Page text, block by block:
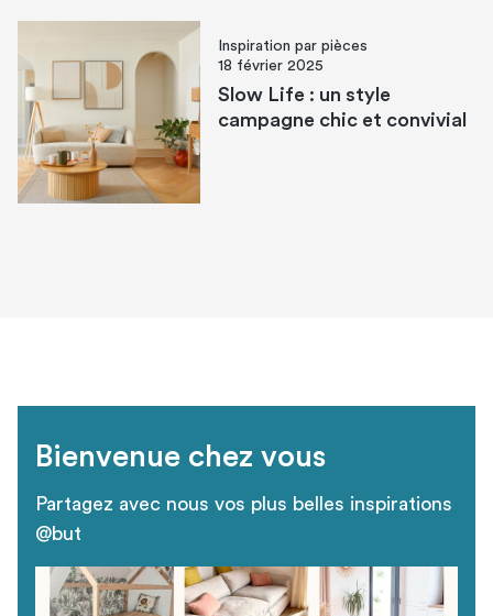
Inspiration par pièces
18 février 2025
Slow Life : un style
campagne chic et convivial
Bienvenue chez vous
Partagez avec nous vos plus belles inspirations
@but